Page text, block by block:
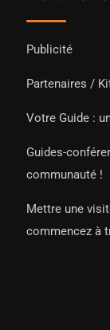
Publicité
Partenaires /
Votre Guide :
Guides-
communauté !
Mettre une
commencez à